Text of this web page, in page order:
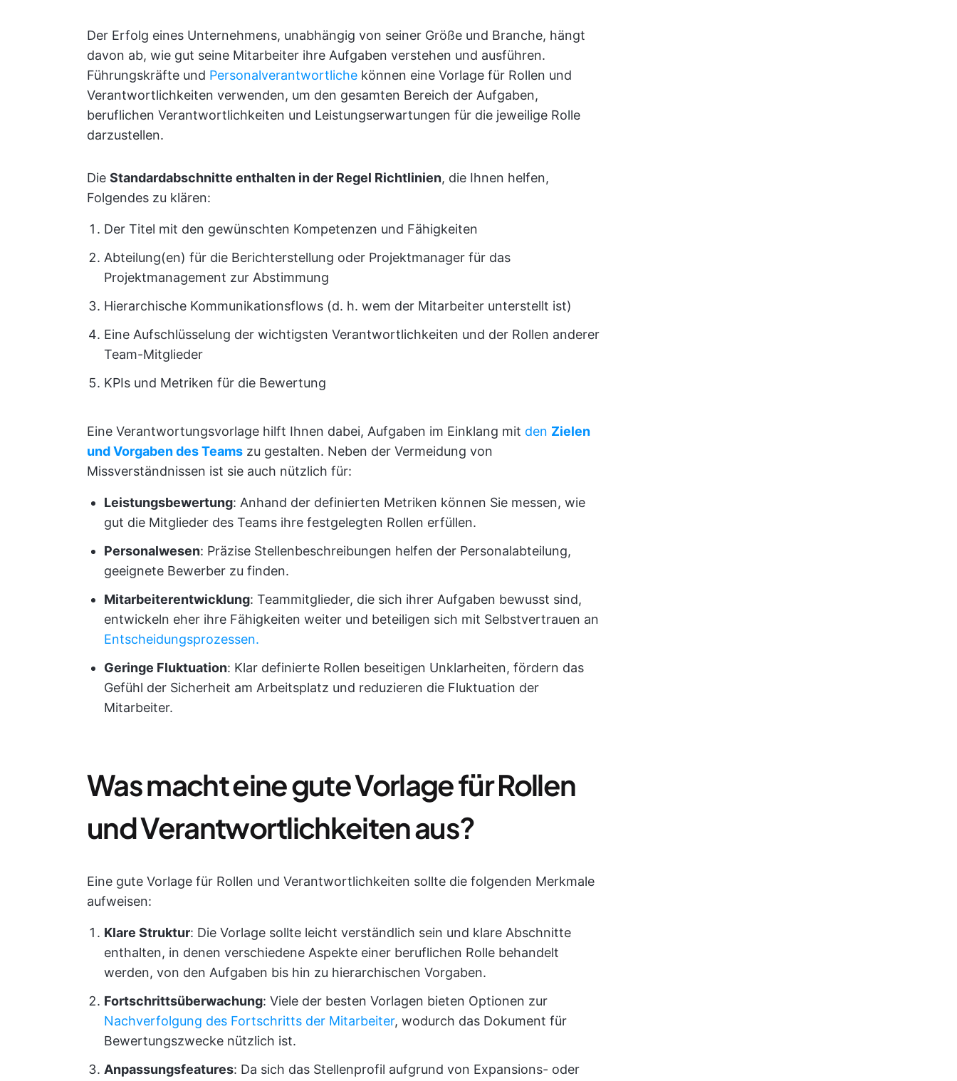
Der Erfolg eines Unternehmens, unabhängig von seiner Größe und Branche, hängt
davon ab, wie gut seine Mitarbeiter ihre Aufgaben verstehen und ausführen.
Führungskräfte und Personalverantwortliche können eine Vorlage für Rollen und
Verantwortlichkeiten verwenden, um den gesamten Bereich der Aufgaben,
beruflichen Verantwortlichkeiten und Leistungserwartungen für die jeweilige Rolle
darzustellen.
Die Standardabschnitte enthalten in der Regel Richtlinien, die Ihnen helfen,
Folgendes zu klären:
Der Titel mit den gewünschten Kompetenzen und Fähigkeiten
Abteilung(en) für die Berichterstellung oder Projektmanager für das
Projektmanagement zur Abstimmung
Hierarchische Kommunikationsflows (d. h. wem der Mitarbeiter unterstellt ist)
Eine Aufschlüsselung der wichtigsten Verantwortlichkeiten und der Rollen anderer
Team-Mitglieder
KPIs und Metriken für die Bewertung
Eine Verantwortungsvorlage hilft Ihnen dabei, Aufgaben im Einklang mit den Zielen
und Vorgaben des Teams zu gestalten. Neben der Vermeidung von
Missverständnissen ist sie auch nützlich für:
Leistungsbewertung: Anhand der definierten Metriken können Sie messen, wie
gut die Mitglieder des Teams ihre festgelegten Rollen erfüllen.
Personalwesen: Präzise Stellenbeschreibungen helfen der Personalabteilung,
geeignete Bewerber zu finden.
Mitarbeiterentwicklung: Teammitglieder, die sich ihrer Aufgaben bewusst sind,
entwickeln eher ihre Fähigkeiten weiter und beteiligen sich mit Selbstvertrauen an
Entscheidungsprozessen.
Geringe Fluktuation: Klar definierte Rollen beseitigen Unklarheiten, fördern das
Gefühl der Sicherheit am Arbeitsplatz und reduzieren die Fluktuation der
Mitarbeiter.
Was macht eine gute Vorlage für Rollen
und Verantwortlichkeiten aus?
Eine gute Vorlage für Rollen und Verantwortlichkeiten sollte die folgenden Merkmale
aufweisen:
Klare Struktur: Die Vorlage sollte leicht verständlich sein und klare Abschnitte
enthalten, in denen verschiedene Aspekte einer beruflichen Rolle behandelt
werden, von den Aufgaben bis hin zu hierarchischen Vorgaben.
Fortschrittsüberwachung: Viele der besten Vorlagen bieten Optionen zur
Nachverfolgung des Fortschritts der Mitarbeiter, wodurch das Dokument für
Bewertungszwecke nützlich ist.
Anpassungsfeatures: Da sich das Stellenprofil aufgrund von Expansions- oder